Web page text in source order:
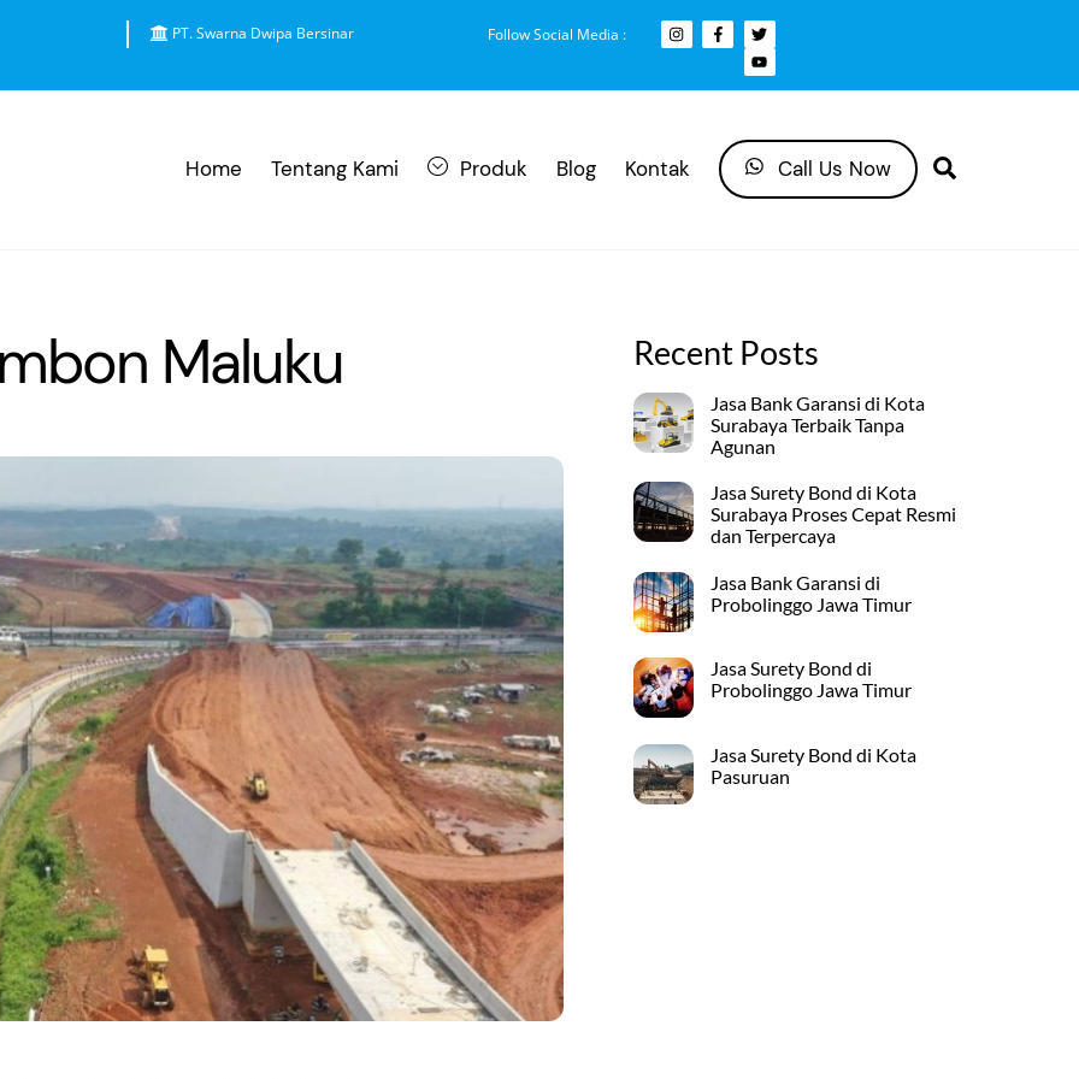
PT. Swarna Dwipa Bersinar Follow Social Media :
Home Tentang Kami Produk Blog Kontak Call Us Now
Maluku Recent Posts
Jasa Bank Garansi di Kota
Surabaya Terbaik Tanpa
Agunan
Jasa Surety Bond di Kota
Surabaya Proses Cepat Resmi
dan Terpercaya
Jasa Bank Garansi di
Probolinggo Jawa Timur
Jasa Surety Bond di
Probolinggo Jawa Timur
Jasa Surety Bond di Kota
Pasuruan